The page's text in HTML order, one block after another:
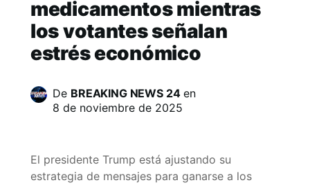
medicamentos mientras
los votantes señalan
estrés económico
De BREAKING NEWS 24en
8 de noviembre de 2025
El presidente Trump está ajustando su
estrategia de mensajes para ganarse a los